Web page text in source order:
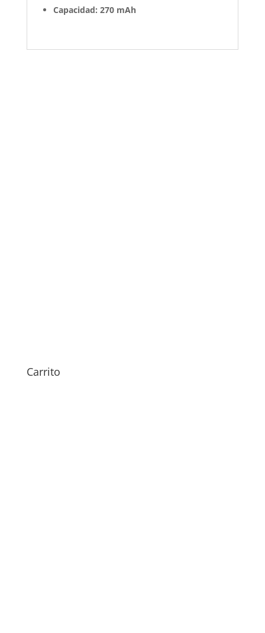
Capacidad: 270 mAh
Carrito